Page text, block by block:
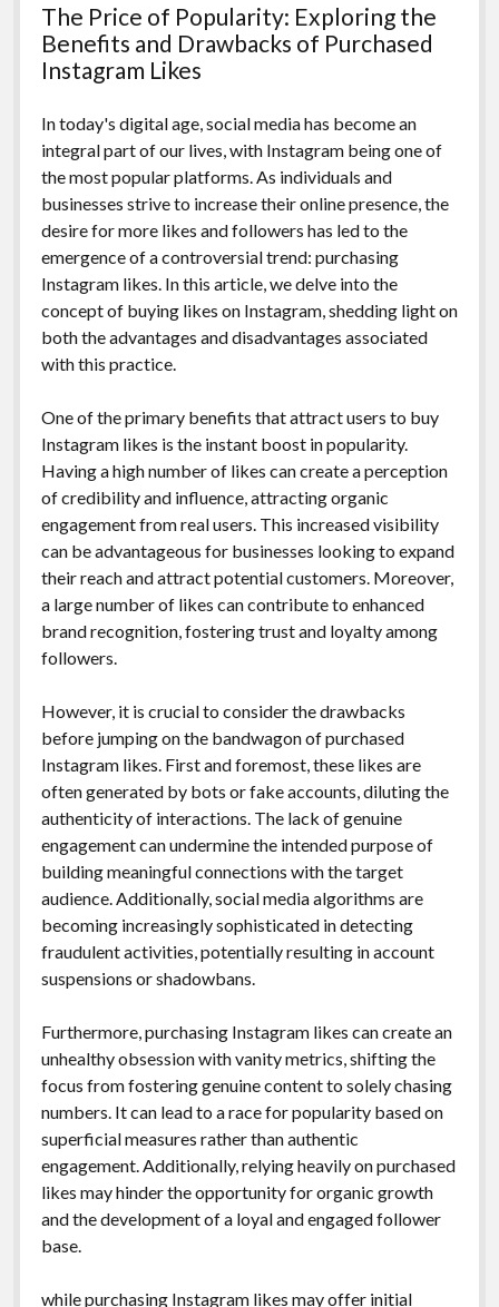
The Price of Popularity: Exploring the
Benefits and Drawbacks of Purchased
Instagram Likes
In today's digital age, social media has become an
integral part of our lives, with Instagram being one of
the most popular platforms. As individuals and
businesses strive to increase their online presence, the
desire for more likes and followers has led to the
emergence of a controversial trend: purchasing
Instagram likes. In this article, we delve into the
concept of buying likes on Instagram, shedding light on
both the advantages and disadvantages associated
with this practice.
One of the primary benefits that attract users to buy
Instagram likes is the instant boost in popularity.
Having a high number of likes can create a perception
of credibility and influence, attracting organic
engagement from real users. This increased visibility
can be advantageous for businesses looking to expand
their reach and attract potential customers. Moreover,
a large number of likes can contribute to enhanced
brand recognition, fostering trust and loyalty among
followers.
However, it is crucial to consider the drawbacks
before jumping on the bandwagon of purchased
Instagram likes. First and foremost, these likes are
often generated by bots or fake accounts, diluting the
authenticity of interactions. The lack of genuine
engagement can undermine the intended purpose of
building meaningful connections with the target
audience. Additionally, social media algorithms are
becoming increasingly sophisticated in detecting
fraudulent activities, potentially resulting in account
suspensions or shadowbans.
Furthermore, purchasing Instagram likes can create an
unhealthy obsession with vanity metrics, shifting the
focus from fostering genuine content to solely chasing
numbers. It can lead to a race for popularity based on
superficial measures rather than authentic
engagement. Additionally, relying heavily on purchased
likes may hinder the opportunity for organic growth
and the development of a loyal and engaged follower
base.
while purchasing Instagram likes may offer initial